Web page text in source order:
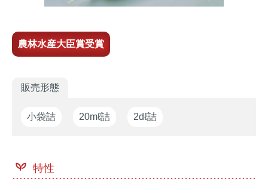
農林水産大臣賞受賞
販売形態
小袋詰 20mℓ詰 2dℓ詰
特性